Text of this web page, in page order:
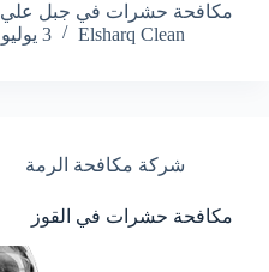
مكافحة حشرات في جبل علي
Elsharq Clean
3 يوليو، 2023
شركة مكافحة الرمة
مكافحة حشرات في القوز